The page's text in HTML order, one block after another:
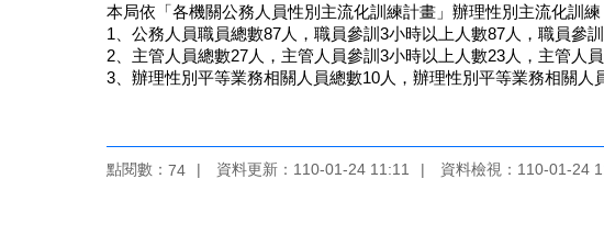
本局依「各機關公務人員性別主流化訓練計畫」辦理性別主流化訓
1、公務人員職員總數87人，職員參訓3小時以上人數87人，職員參
2、主管人員總數27人，主管人員參訓3小時以上人數23人，主管人
3、辦理性別平等業務相關人員總數10人，辦理性別平等業務相關
點閱數： 74 資料更新：110-01-24 11:11 資料檢視：110-01-24